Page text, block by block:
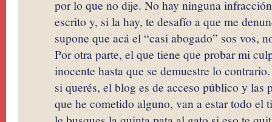
por lo que no dije. No hay ninguna
escrito y, si la hay, te desafío a que me
supone que acá el “casi abogado” sos vos,
Por otra parte, el que tiene que probar mi
inocente hasta que se demuestre lo
si querés, el blog es de acceso público y las
que he cometido alguno, van a estar todo el